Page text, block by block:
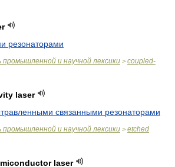
резонаторами
промышленной и научной лексики > coupled-
laser
связанными резонаторами
промышленной и научной лексики > etched
laser